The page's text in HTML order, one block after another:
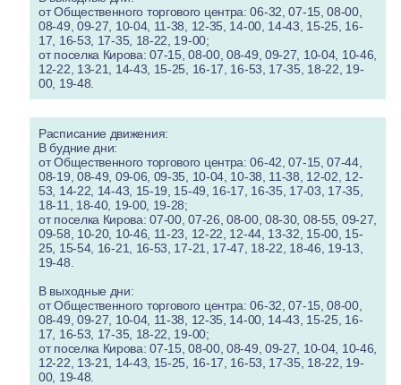
от Общественного торгового центра: 06-32, 07-15, 08-00,
08-49, 09-27, 10-04, 11-38, 12-35, 14-00, 14-43, 15-25, 16-
17, 16-53, 17-35, 18-22, 19-00;
от поселка Кирова: 07-15, 08-00, 08-49, 09-27, 10-04, 10-46,
12-22, 13-21, 14-43, 15-25, 16-17, 16-53, 17-35, 18-22, 19-
00, 19-48.
Расписание движения:
В будние дни:
от Общественного торгового центра: 06-42, 07-15, 07-44,
08-19, 08-49, 09-06, 09-35, 10-04, 10-38, 11-38, 12-02, 12-
53, 14-22, 14-43, 15-19, 15-49, 16-17, 16-35, 17-03, 17-35,
18-11, 18-40, 19-00, 19-28;
от поселка Кирова: 07-00, 07-26, 08-00, 08-30, 08-55, 09-27,
09-58, 10-20, 10-46, 11-23, 12-22, 12-44, 13-32, 15-00, 15-
25, 15-54, 16-21, 16-53, 17-21, 17-47, 18-22, 18-46, 19-13,
19-48.
В выходные дни:
от Общественного торгового центра: 06-32, 07-15, 08-00,
08-49, 09-27, 10-04, 11-38, 12-35, 14-00, 14-43, 15-25, 16-
17, 16-53, 17-35, 18-22, 19-00;
от поселка Кирова: 07-15, 08-00, 08-49, 09-27, 10-04, 10-46,
12-22, 13-21, 14-43, 15-25, 16-17, 16-53, 17-35, 18-22, 19-
00, 19-48.